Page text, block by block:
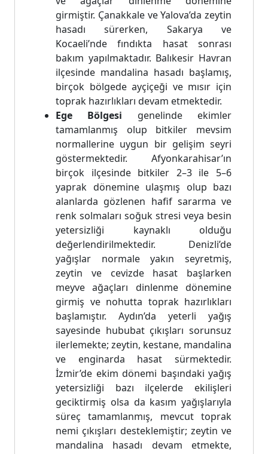
girmiştir. Çanakkale ve Yalova’da zeytin
hasadı sürerken, Sakarya ve
Kocaeli’nde fındıkta hasat sonrası
bakım yapılmaktadır. Balıkesir Havran
ilçesinde mandalina hasadı başlamış,
birçok bölgede ayçiçeği ve mısır için
toprak hazırlıkları devam etmektedir.
Ege Bölgesi genelinde ekimler
tamamlanmış olup bitkiler mevsim
normallerine uygun bir gelişim seyri
göstermektedir. Afyonkarahisar’ın
birçok ilçesinde bitkiler 2–3 ile 5–6
yaprak dönemine ulaşmış olup bazı
alanlarda gözlenen hafif sararma ve
renk solmaları soğuk stresi veya besin
yetersizliği kaynaklı olduğu
değerlendirilmektedir. Denizli’de
yağışlar normale yakın seyretmiş,
zeytin ve cevizde hasat başlarken
meyve ağaçları dinlenme dönemine
girmiş ve nohutta toprak hazırlıkları
başlamıştır. Aydın’da yeterli yağış
sayesinde hububat çıkışları sorunsuz
ilerlemekte; zeytin, kestane, mandalina
ve enginarda hasat sürmektedir.
İzmir’de ekim dönemi başındaki yağış
yetersizliği bazı ilçelerde ekilişleri
geciktirmiş olsa da kasım yağışlarıyla
süreç tamamlanmış, mevcut toprak
nemi çıkışları desteklemiştir; zeytin ve
mandalina hasadı devam etmekte,